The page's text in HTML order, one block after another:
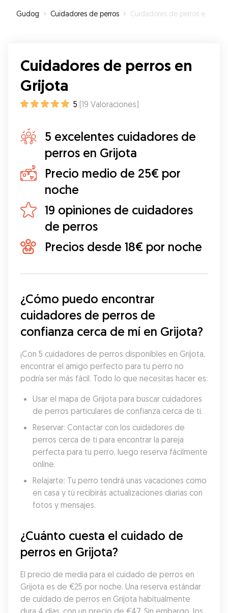
Gudog » Cuidadores de perros » Cuidadores de perros en Grijota
Cuidadores de perros en
Grijota
5 (19 Valoraciones)
5 excelentes cuidadores de
perros en Grijota
Precio medio de 25€ por
noche
19 opiniones de cuidadores
de perros
Precios desde 18€ por noche
¿Cómo puedo encontrar
cuidadores de perros de
confianza cerca de mí en Grijota?
¡Con 5 cuidadores de perros disponibles en Grijota,
encontrar el amigo perfecto para tu perro no
podría ser más fácil. Todo lo que necesitas hacer es:
Usar el mapa de Grijota para buscar cuidadores
de perros particulares de confianza cerca de ti.
Reservar: Contactar con los cuidadores de
perros cerca de ti para encontrar la pareja
perfecta para tu perro, luego reserva fácilmente
online.
Relajarte: Tu perro tendrá unas vacaciones como
en casa y tú recibirás actualizaciones diarias con
fotos y mensajes.
¿Cuánto cuesta el cuidado de
perros en Grijota?
El precio de media para el cuidado de perros en
Grijota es de €25 por noche. Una reserva estándar
de cuidado de perros en Grijota habitualmente
dura 4 días, con un precio de €47. Sin embargo, los